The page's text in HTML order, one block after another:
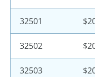
32501
32502
32503